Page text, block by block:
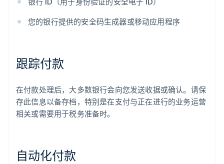
您的银行提供的安全码生成器或移动应用程序
跟踪付款
在付款处理后，大多数银行会向您发送收据或确认。请保
存此信息以备存档，特别是在支付与正在进行的业务运营
相关或需要用于税务准备时。
自动化付款